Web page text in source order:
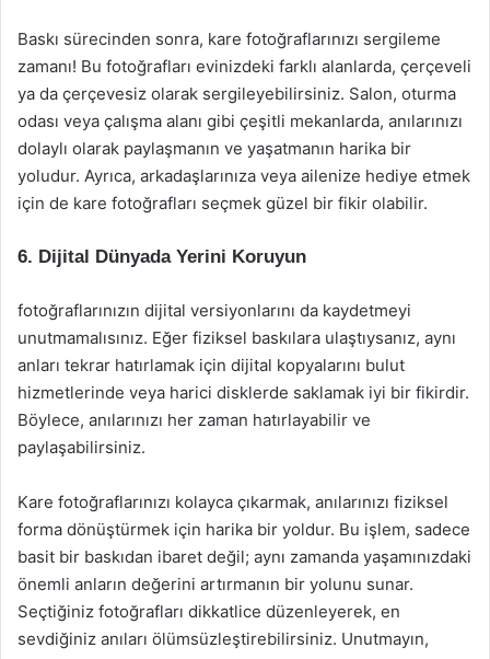
Baskı sürecinden sonra, kare fotoğraflarınızı sergileme
zamanı! Bu fotoğrafları evinizdeki farklı alanlarda, çerçeveli
ya da çerçevesiz olarak sergileyebilirsiniz. Salon, oturma
odası veya çalışma alanı gibi çeşitli mekanlarda, anılarınızı
dolaylı olarak paylaşmanın ve yaşatmanın harika bir
yoludur. Ayrıca, arkadaşlarınıza veya ailenize hediye etmek
için de kare fotoğrafları seçmek güzel bir fikir olabilir.
6. Dijital Dünyada Yerini Koruyun
fotoğraflarınızın dijital versiyonlarını da kaydetmeyi
unutmamalısınız. Eğer fiziksel baskılara ulaştıysanız, aynı
anları tekrar hatırlamak için dijital kopyalarını bulut
hizmetlerinde veya harici disklerde saklamak iyi bir fikirdir.
Böylece, anılarınızı her zaman hatırlayabilir ve
paylaşabilirsiniz.
Kare fotoğraflarınızı kolayca çıkarmak, anılarınızı fiziksel
forma dönüştürmek için harika bir yoldur. Bu işlem, sadece
basit bir baskıdan ibaret değil; aynı zamanda yaşamınızdaki
önemli anların değerini artırmanın bir yolunu sunar.
Seçtiğiniz fotoğrafları dikkatlice düzenleyerek, en
sevdiğiniz anıları ölümsüzleştirebilirsiniz. Unutmayın,